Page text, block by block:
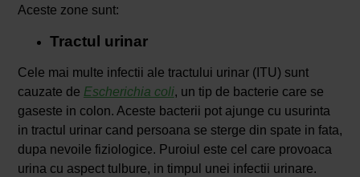
Aceste zone sunt:
Tractul urinar
Cele mai multe infectii ale tractului urinar (ITU) sunt
cauzate de Escherichia coli, un tip de bacterie care se
gaseste in colon. Aceste bacterii pot ajunge cu usurinta
in tractul urinar cand persoana se sterge din spate in fata,
dupa nevoile fiziologice. Puroiul este cel care provoaca
urina cu aspect tulbure, in timpul unei infectii urinare.